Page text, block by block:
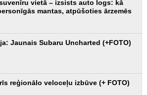
vietā – izsists auto logs: kā
mantas, atpūšoties ārzemēs
Jaunais Subaru Uncharted (+FOTO)
reģionālo veloceļu izbūve (+ FOTO)